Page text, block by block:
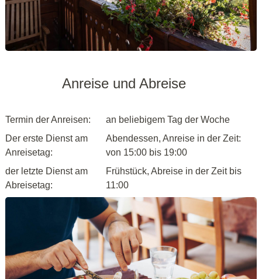
Anreise und Abreise
Termin der Anreisen:
an beliebigem Tag der Woche
Der erste Dienst am
Anreisetag:
Abendessen, Anreise in der Zeit:
von 15:00 bis 19:00
der letzte Dienst am
Abreisetag:
Frühstück, Abreise in der Zeit bis
11:00